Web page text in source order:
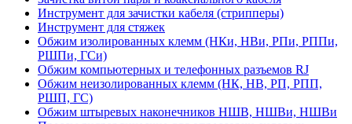
Инструмент для зачистки кабеля (стрипперы)
Инструмент для стяжек
Обжим изолированных клемм (НКи, НВи, РПи, РППи,
РШПи, ГСи)
Обжим компьютерных и телефонных разъемов RJ
Обжим неизолированных клемм (НК, НВ, РП, РПП,
РШП, ГС)
Обжим штыревых наконечников НШВ, НШВи, НШВи